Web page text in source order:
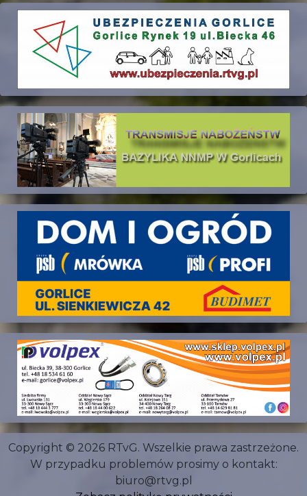
Copyright © 2026 RTvG. Wszelkie prawa zastrzeżone.
W przypadku problemów prosimy o kontakt:
biuro@rtvg.pl